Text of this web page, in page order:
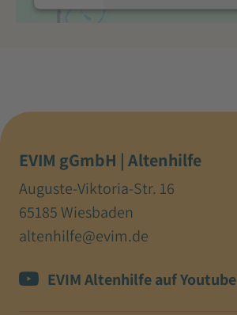
EVIM gGmbH | Altenhilfe
Auguste-Viktoria-Str. 16
65185 Wiesbaden
altenhilfe@evim.de
EVIM Altenhilfe auf Youtube